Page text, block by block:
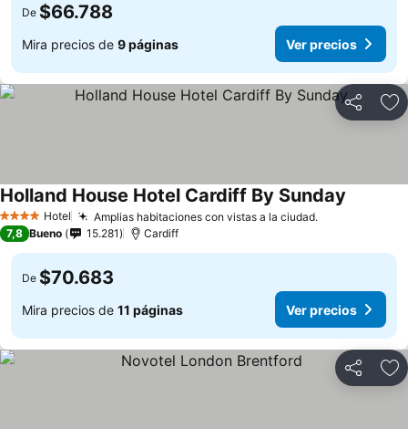
De $66.788
Mira precios de 9 páginas Ver precios
Compartir
4 EstrellasHotel Amplias habitaciones con vistas a la ciudad.
Holland House Hotel Cardiff By Sunday
7,8 Bueno 15.281 Cardiff
De $70.683
Mira precios de 11 páginas Ver precios
Compartir